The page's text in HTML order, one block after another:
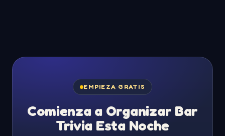
EMPIEZA GRATIS
Comienza a Organizar Bar
Trivia Esta Noche